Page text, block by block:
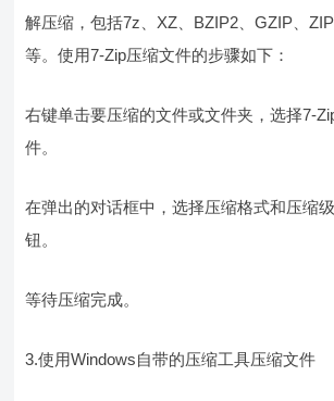
解压缩，包括7z、XZ、BZIP2、GZIP、
等。使用7-Zip压缩文件的步骤如下：
右键单击要压缩的文件或文件夹，选择7-
件。
在弹出的对话框中，选择压缩格式和压缩
钮。
等待压缩完成。
3.使用Windows自带的压缩工具压缩文件